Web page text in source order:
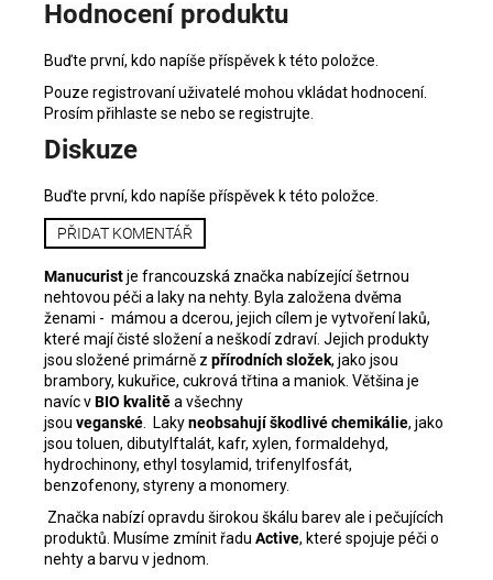
Hodnocení produktu
Buďte první, kdo napíše příspěvek k této položce.
Pouze registrovaní uživatelé mohou vkládat hodnocení.
Prosím přihlaste se nebo se registrujte
Diskuze
Buďte první, kdo napíše příspěvek k této položce.
PŘIDAT KOMENTÁŘ
Manucuristje francouzská značka nabízející šetrnou
nehtovou péči a laky na nehty. Byla založena dvěma
ženami - mámou a dcerou, jejich cílem je vytvoření laků,
které mají čisté složení a neškodí zdraví. Jejich produkty
jsou složené primárně z přírodních složek, jako jsou
brambory, kukuřice, cukrová třtina a maniok. Většina je
navíc vBIO kvalitěa všechny
jsou veganské Lakyneobsahují škodlivé chemikálie, jako
jsou toluen, dibutylftalát, kafr, xylen, formaldehyd,
hydrochinony, ethyl tosylamid, trifenylfosfát,
benzofenony, styreny a monomery.
Značka nabízí opravdu širokou škálu barev ale i pečujících
produktů. Musíme zmínit řadu Active, které spojuje péči o
nehty a barvu v jednom.